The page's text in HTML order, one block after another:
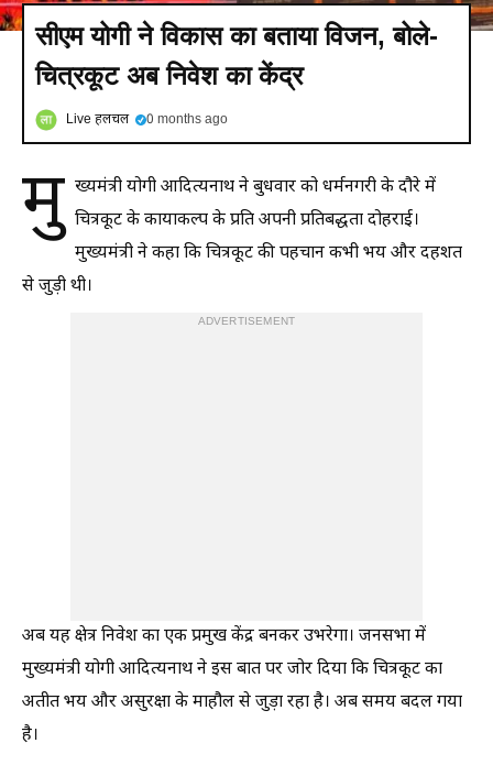
सीएम योगी ने विकास का बताया विजन, बोले-
चित्रकूट अब निवेश का केंद्र
Live हलचल 0 months ago
मु ख्यमंत्री योगी आदित्यनाथ ने बुधवार को धर्मनगरी के दौरे में
चित्रकूट के कायाकल्प के प्रति अपनी प्रतिबद्धता दोहराई।
मुख्यमंत्री ने कहा कि चित्रकूट की पहचान कभी भय और दहशत
से जुड़ी थी।
ADVERTISEMENT
अब यह क्षेत्र निवेश का एक प्रमुख केंद्र बनकर उभरेगा। जनसभा में
मुख्यमंत्री योगी आदित्यनाथ ने इस बात पर जोर दिया कि चित्रकूट का
अतीत भय और असुरक्षा के माहौल से जुड़ा रहा है। अब समय बदल गया
है।